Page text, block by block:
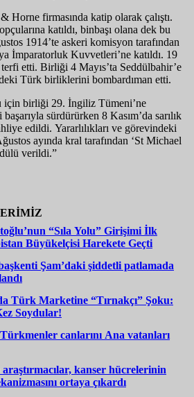
Horne firmasında katip olarak çalıştı.
katıldı, binbaşı olana dek bu
1914’te askeri komisyon tarafından
İmparatorluk Kuvvetleri’ne katıldı. 19
etti. Birliği 4 Mayıs’ta Seddülbahir’e
Türk birliklerini bombardıman etti.
için birliği 29. İngiliz Tümeni’ne
sürdürürken 8 Kasım’da sarılık
edildi. Yararlılıkları ve görevindeki
ayında kral tarafından ‘St Michael
verildi.”
“Sıla Yolu” Girişimi İlk
Büyükelçisi Harekete Geçti
Şam’daki şiddetli patlamada
Türk Marketine “Tırnakçı” Şoku:
Soydular!
canlarını Ana vatanları
araştırmacılar, kanser hücrelerinin
ortaya çıkardı